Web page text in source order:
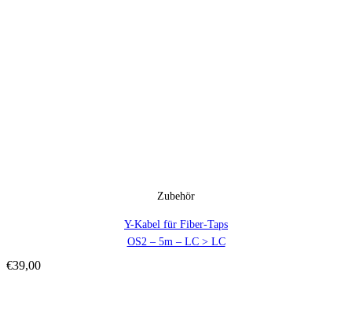
Zubehör
Y-Kabel für Fiber-Taps
OS2 – 5m – LC > LC
€39,00